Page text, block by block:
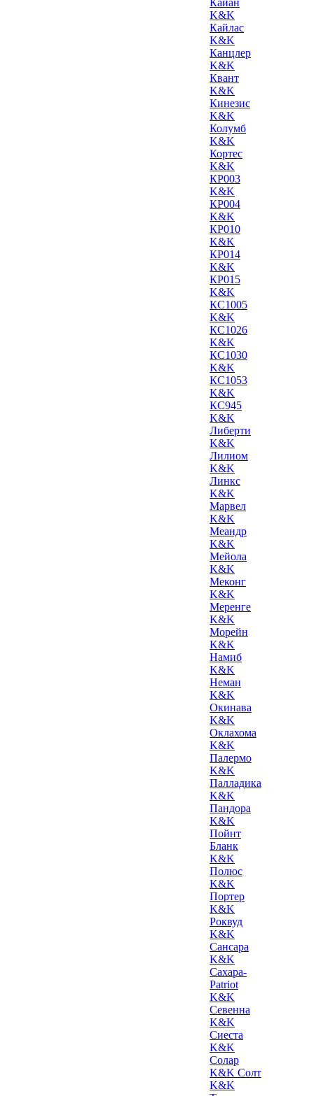
Кайан
K&K
Кайлас
K&K
Канцлер
K&K
Квант
K&K
Кинезис
K&K
Колумб
K&K
Кортес
K&K
КР003
K&K
КР004
K&K
КР010
K&K
КР014
K&K
КР015
K&K
КС1005
K&K
КС1026
K&K
КС1030
K&K
КС1053
K&K
КС945
K&K
Либерти
K&K
Лилиом
K&K
Линкс
K&K
Марвел
K&K
Меандр
K&K
Мейола
K&K
Меконг
K&K
Меренге
K&K
Морейн
K&K
Намиб
K&K
Неман
K&K
Окинава
K&K
Оклахома
K&K
Палермо
K&K
Палладика
K&K
Пандора
K&K
Пойнт
Бланк
K&K
Полюс
K&K
Портер
K&K
Роквуд
K&K
Сансара
K&K
Сахара-
Patriot
K&K
Севенна
K&K
Сиеста
K&K
Солар
K&K Солт
K&K